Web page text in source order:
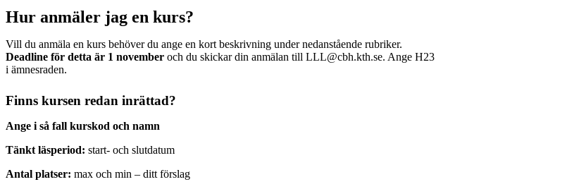
Hur anmäler jag en kurs?
Vill du anmäla en kurs behöver du ange en kort beskrivning under nedanstående rubriker.
Deadline för detta är 1 november och du skickar din anmälan till LLL@cbh.kth.se. Ange H23
i ämnesraden.
Finns kursen redan inrättad?
Ange i så fall kurskod och namn
Tänkt läsperiod: start- och slutdatum
Antal platser: max och min – ditt förslag